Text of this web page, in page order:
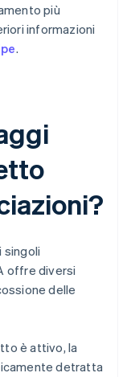
più
informazioni
.
singoli
offre diversi
delle
è attivo, la
detratta